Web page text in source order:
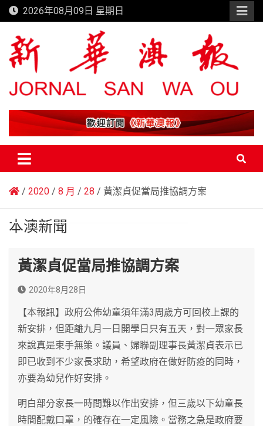
Skip
to
content
2026年08月09日 星期日
新華澳報
2020 8 月 28 黃潔貞促當局推協調方案
本澳新聞
黃潔貞促當局推協調方案
2020年8月28日
【本報訊】政府公佈幼童須年滿3周歲方可回校上課的
新安排，但距離九月一日開學日只有五天，對一眾家長
來說真是束手無策。議員、婦聯副理事長黃潔貞表示已
即已收到不少家長求助，希望政府在做好防疫的同時，
亦要為幼兒作好安排。
明白部分家長一時間難以作出安排，但三歲以下幼童長
時間配戴口罩，的確存在一定風險。當務之急是政府要